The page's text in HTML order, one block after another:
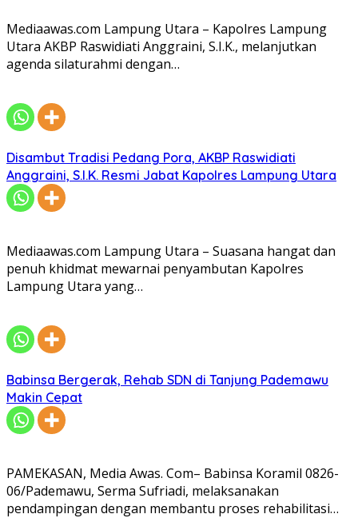
Mediaawas.com Lampung Utara – Kapolres Lampung
Utara AKBP Raswidiati Anggraini, S.I.K., melanjutkan
agenda silaturahmi dengan…
Disambut Tradisi Pedang Pora, AKBP Raswidiati
Anggraini, S.I.K. Resmi Jabat Kapolres Lampung Utara
Mediaawas.com Lampung Utara – Suasana hangat dan
penuh khidmat mewarnai penyambutan Kapolres
Lampung Utara yang…
Babinsa Bergerak, Rehab SDN di Tanjung Pademawu
Makin Cepat
PAMEKASAN, Media Awas. Com– Babinsa Koramil 0826-
06/Pademawu, Serma Sufriadi, melaksanakan
pendampingan dengan membantu proses rehabilitasi…